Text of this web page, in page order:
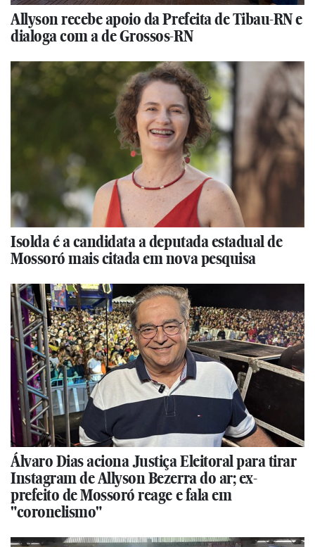
Allyson recebe apoio da Prefeita de Tibau-RN e
dialoga com a de Grossos-RN
Isolda é a candidata a deputada estadual de
Mossoró mais citada em nova pesquisa
Álvaro Dias aciona Justiça Eleitoral para tirar
Instagram de Allyson Bezerra do ar; ex-
prefeito de Mossoró reage e fala em
"coronelismo"